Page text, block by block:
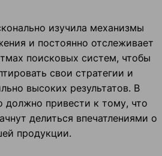
изучила механизмы
и постоянно отслеживает
поисковых систем, чтобы
свои стратегии и
высоких результатов. В
должно привести к тому, что
делиться впечатлениями о
продукции.